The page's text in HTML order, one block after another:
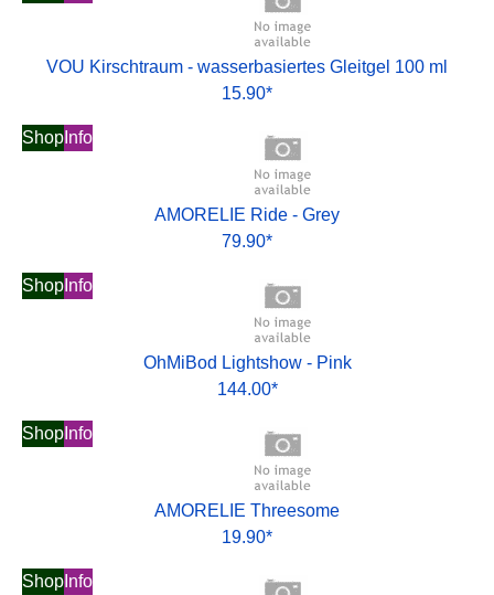
VOU Kirschtraum - wasserbasiertes Gleitgel 100 ml
15.90*
Shop Info
AMORELIE Ride - Grey
79.90*
Shop Info
OhMiBod Lightshow - Pink
144.00*
Shop Info
AMORELIE Threesome
19.90*
Shop Info